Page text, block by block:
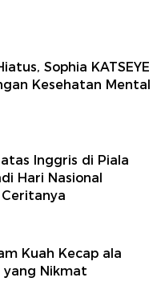
Sophia KATSEYE
Kesehatan Mental
Inggris di Piala
Hari Nasional
Kuah Kecap ala
yang Nikmat